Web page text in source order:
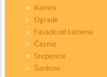
Kamini
Ograde
Fasade od kamena
Česme
Stepenice
Šankovi